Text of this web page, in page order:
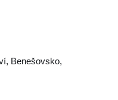
, Benešovsko,